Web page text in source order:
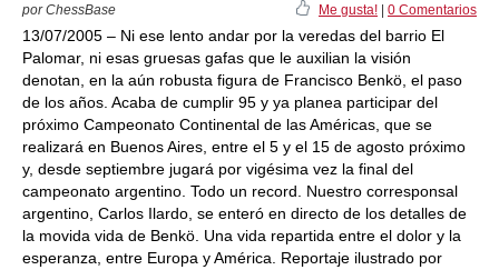
por ChessBase Me gusta! 0 Comentarios
13/07/2005 – Ni ese lento andar por la veredas del barrio El
Palomar, ni esas gruesas gafas que le auxilian la visión
denotan, en la aún robusta figura de Francisco Benkö, el paso
de los años. Acaba de cumplir 95 y ya planea participar del
próximo Campeonato Continental de las Américas, que se
realizará en Buenos Aires, entre el 5 y el 15 de agosto próximo
y, desde septiembre jugará por vigésima vez la final del
campeonato argentino. Todo un record. Nuestro corresponsal
argentino, Carlos Ilardo, se enteró en directo de los detalles de
la movida vida de Benkö. Una vida repartida entre el dolor y la
esperanza, entre Europa y América. Reportaje ilustrado por